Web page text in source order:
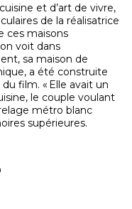
et d’art de vivre,
de la réalisatrice
ces maisons
voit dans
sa maison de
a été construite
film. « Elle avait un
le couple voulant
métro blanc
supérieures.